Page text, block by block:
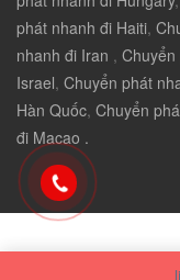
phát nhanh đi Haiti,
nhanh đi Iran ,
Israel, Chuyển phát
Hàn Quốc, Chuyển
đi Macao .